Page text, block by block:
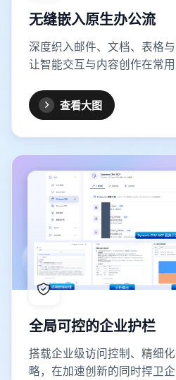
无缝嵌入原生办公流
深度织入邮件、文档、表格与
让智能交互与内容创作在常用
查看大图
全局可控的企业护栏
搭载企业级访问控制、精细
略，在加速创新的同时捍卫